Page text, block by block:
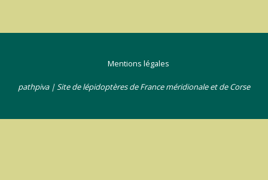
Mentions légales
pathpiva | Site de lépidoptères de France méridionale et de Corse